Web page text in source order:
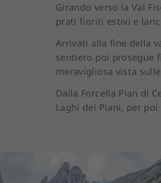
Girando verso la Val
prati fioriti estivi e
Arrivati alla fine della
sentiero poi prosegue
meravigliosa vista
Dalla Forcella Pian di
Laghi dei Piani, per